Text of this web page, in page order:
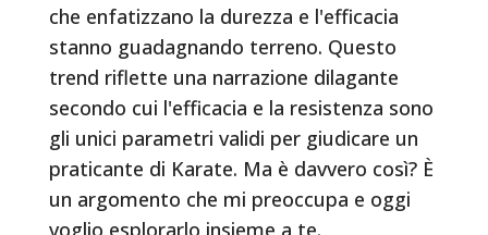
che enfatizzano la durezza e l'efficacia
stanno guadagnando terreno. Questo
trend riflette una narrazione dilagante
secondo cui l'efficacia e la resistenza sono
gli unici parametri validi per giudicare un
praticante di Karate. Ma è davvero così? È
un argomento che mi preoccupa e oggi
voglio esplorarlo insieme a te.